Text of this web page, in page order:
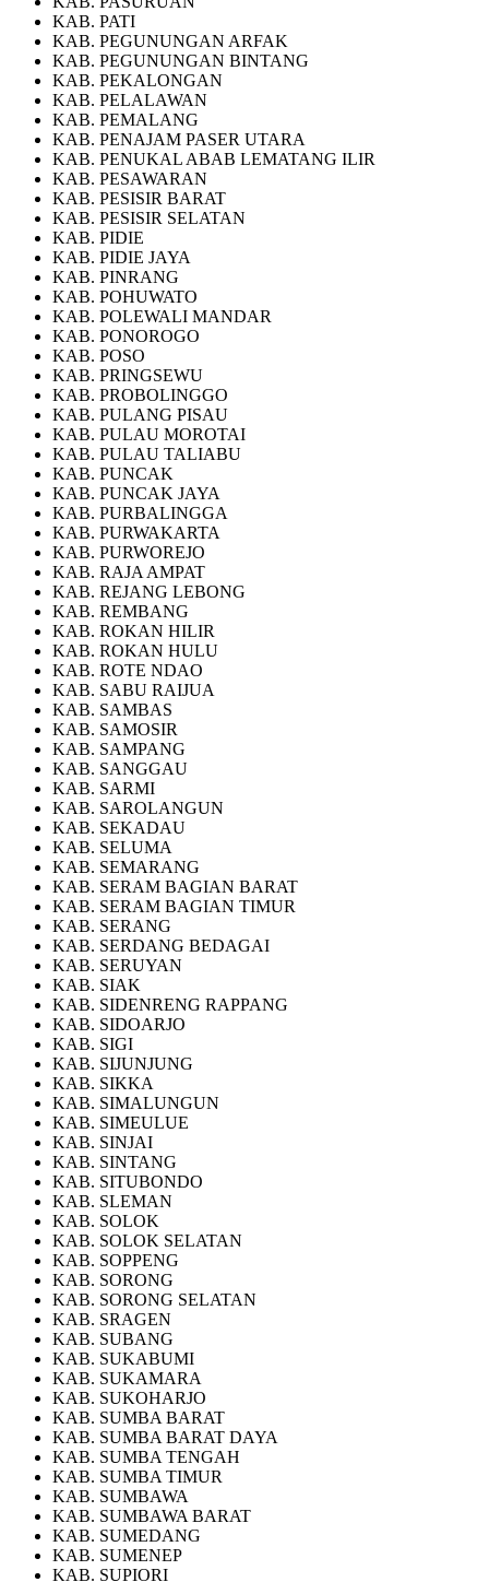
KAB. PATI
KAB. PEGUNUNGAN ARFAK
KAB. PEGUNUNGAN BINTANG
KAB. PEKALONGAN
KAB. PELALAWAN
KAB. PEMALANG
KAB. PENAJAM PASER UTARA
KAB. PENUKAL ABAB LEMATANG ILIR
KAB. PESAWARAN
KAB. PESISIR BARAT
KAB. PESISIR SELATAN
KAB. PIDIE
KAB. PIDIE JAYA
KAB. PINRANG
KAB. POHUWATO
KAB. POLEWALI MANDAR
KAB. PONOROGO
KAB. POSO
KAB. PRINGSEWU
KAB. PROBOLINGGO
KAB. PULANG PISAU
KAB. PULAU MOROTAI
KAB. PULAU TALIABU
KAB. PUNCAK
KAB. PUNCAK JAYA
KAB. PURBALINGGA
KAB. PURWAKARTA
KAB. PURWOREJO
KAB. RAJA AMPAT
KAB. REJANG LEBONG
KAB. REMBANG
KAB. ROKAN HILIR
KAB. ROKAN HULU
KAB. ROTE NDAO
KAB. SABU RAIJUA
KAB. SAMBAS
KAB. SAMOSIR
KAB. SAMPANG
KAB. SANGGAU
KAB. SARMI
KAB. SAROLANGUN
KAB. SEKADAU
KAB. SELUMA
KAB. SEMARANG
KAB. SERAM BAGIAN BARAT
KAB. SERAM BAGIAN TIMUR
KAB. SERANG
KAB. SERDANG BEDAGAI
KAB. SERUYAN
KAB. SIAK
KAB. SIDENRENG RAPPANG
KAB. SIDOARJO
KAB. SIGI
KAB. SIJUNJUNG
KAB. SIKKA
KAB. SIMALUNGUN
KAB. SIMEULUE
KAB. SINJAI
KAB. SINTANG
KAB. SITUBONDO
KAB. SLEMAN
KAB. SOLOK
KAB. SOLOK SELATAN
KAB. SOPPENG
KAB. SORONG
KAB. SORONG SELATAN
KAB. SRAGEN
KAB. SUBANG
KAB. SUKABUMI
KAB. SUKAMARA
KAB. SUKOHARJO
KAB. SUMBA BARAT
KAB. SUMBA BARAT DAYA
KAB. SUMBA TENGAH
KAB. SUMBA TIMUR
KAB. SUMBAWA
KAB. SUMBAWA BARAT
KAB. SUMEDANG
KAB. SUMENEP
KAB. SUPIORI